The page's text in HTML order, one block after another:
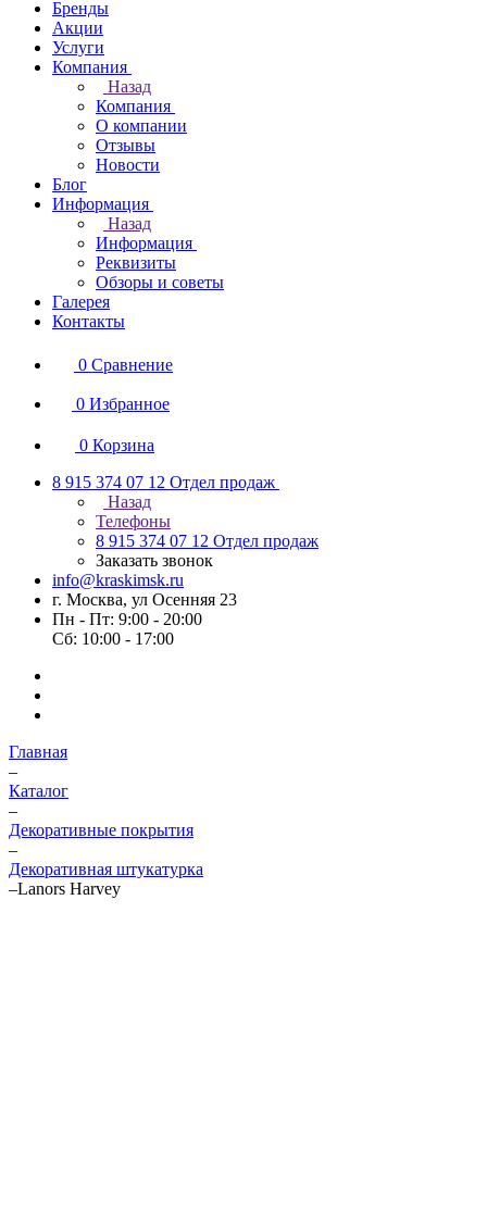
Бренды
Акции
Услуги
Компания
Назад
Компания
О компании
Отзывы
Новости
Блог
Информация
Назад
Информация
Реквизиты
Обзоры и советы
Галерея
Контакты
0 Сравнение
0 Избранное
0 Корзина
8 915 374 07 12 Отдел продаж
Назад
Телефоны
8 915 374 07 12 Отдел продаж
Заказать звонок
info@kraskimsk.ru
г. Москва, ул Осенняя 23
Пн - Пт: 9:00 - 20:00
Сб: 10:00 - 17:00
Главная
–
Каталог
–
Декоративные покрытия
–
Декоративная штукатурка
–Lanors Harvey